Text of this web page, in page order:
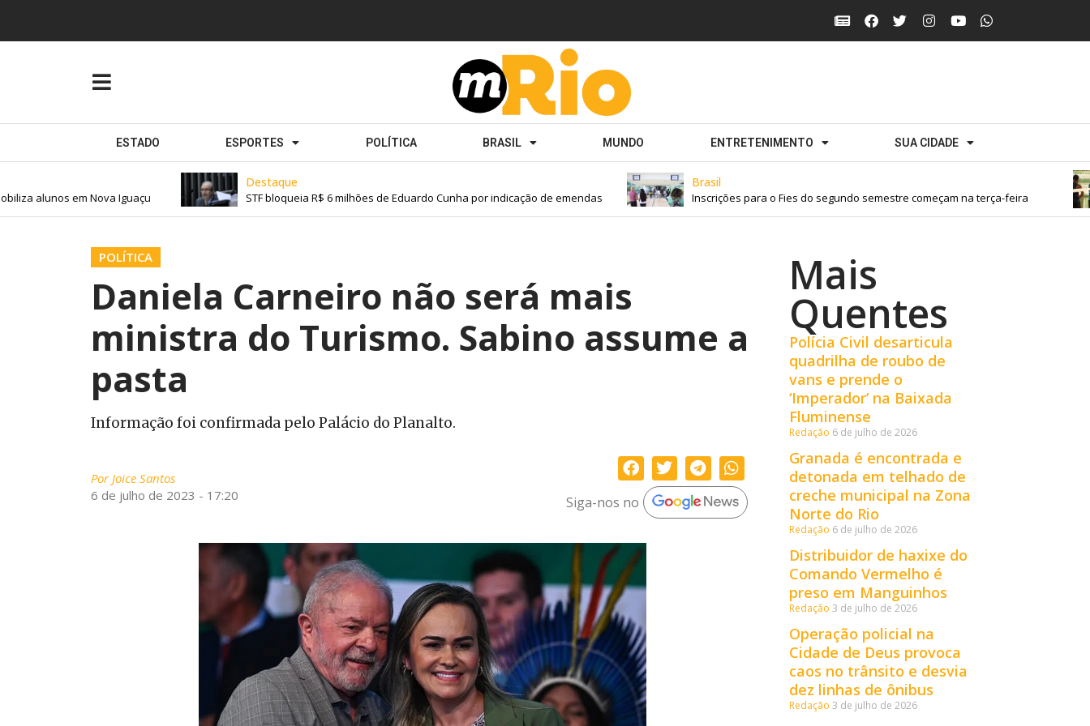
ESTADO ESPORTES POLÍTICA BRASIL MUNDO ENTRETENIMENTO SUA CIDADE
Destaque
STF bloqueia R$ 6 milhões de Eduardo Cunha por indicação de emendas
Brasil
Inscrições para o Fies do segundo semestre começam na terça-feira
alunos em Nova Iguaçu
POLÍTICA
Daniela Carneiro não será mais
ministra do Turismo. Sabino assume a
pasta
Informação foi confirmada pelo Palácio do Planalto.
PorJoice Santos
6 de julho de 2023 - 17:20
Siga-nos no
Mais
Quentes
Polícia Civil desarticula
quadrilha de roubo de
vans e prende o
‘Imperador’ na Baixada
Fluminense
Redação 6 de julho de 2026
Granada é encontrada e
detonada em telhado de
creche municipal na Zona
Norte do Rio
Redação 6 de julho de 2026
Distribuidor de haxixe do
Comando Vermelho é
preso em Manguinhos
Redação 3 de julho de 2026
Operação policial na
Cidade de Deus provoca
caos no trânsito e desvia
dez linhas de ônibus
Redação 3 de julho de 2026